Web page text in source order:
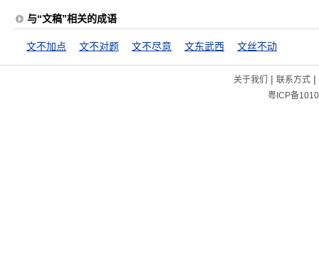
与“文稿”相关的成语
文不加点 文不对题 文不尽意 文东武西 文丝不动
关于我们 | 联系方式|
粤ICP备